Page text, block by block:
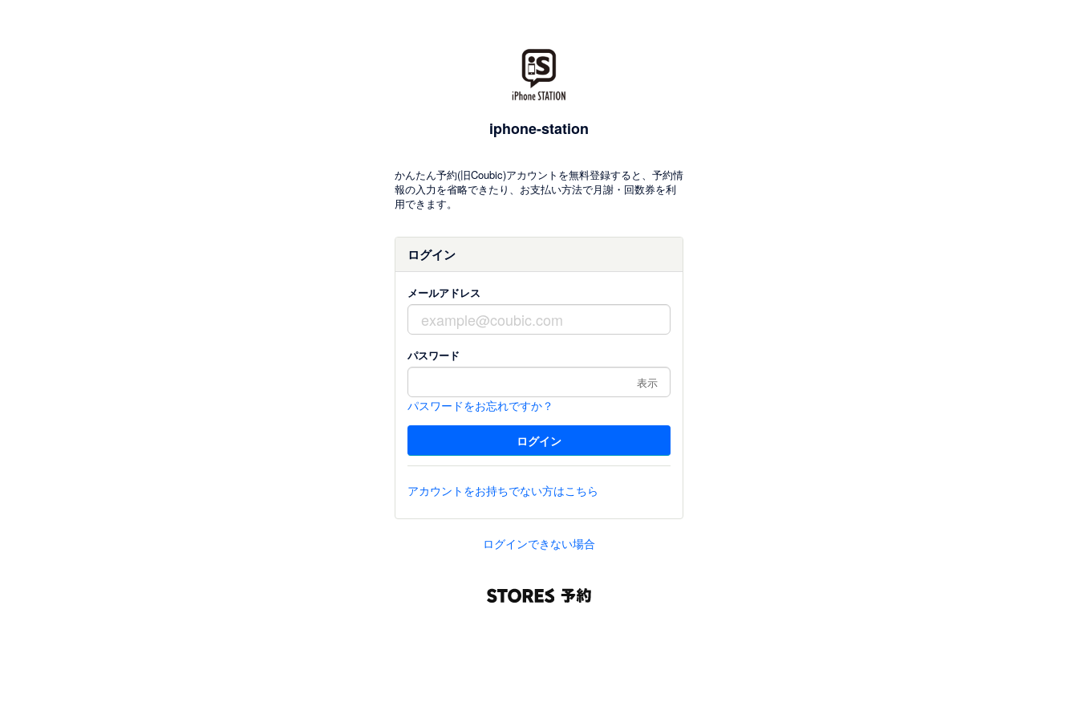
iphone-station
かんたん予約(旧Coubic)アカウントを無料登録すると、予約情
報の入力を省略できたり、お支払い方法で月謝・回数券を利
用できます。
ログイン
メールアドレス
パスワード
表示
パスワードをお忘れですか？
アカウントをお持ちでない方はこちら
ログインできない場合